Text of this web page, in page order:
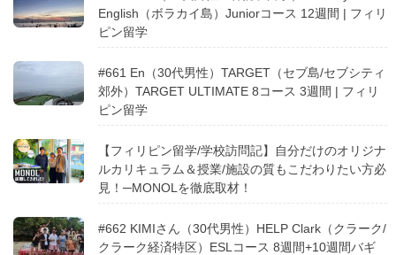
English（ボラカイ島）Juniorコース 12週間 | フィリ
ピン留学
#661 En（30代男性）TARGET（セブ島/セブシティ
郊外）TARGET ULTIMATE 8コース 3週間 | フィリ
ピン留学
【フィリピン留学/学校訪問記】自分だけのオリジナ
ルカリキュラム＆授業/施設の質もこだわりたい方必
見！─MONOLを徹底取材！
#662 KIMIさん（30代男性）HELP Clark（クラーク/
クラーク経済特区）ESLコース 8週間+10週間バギ